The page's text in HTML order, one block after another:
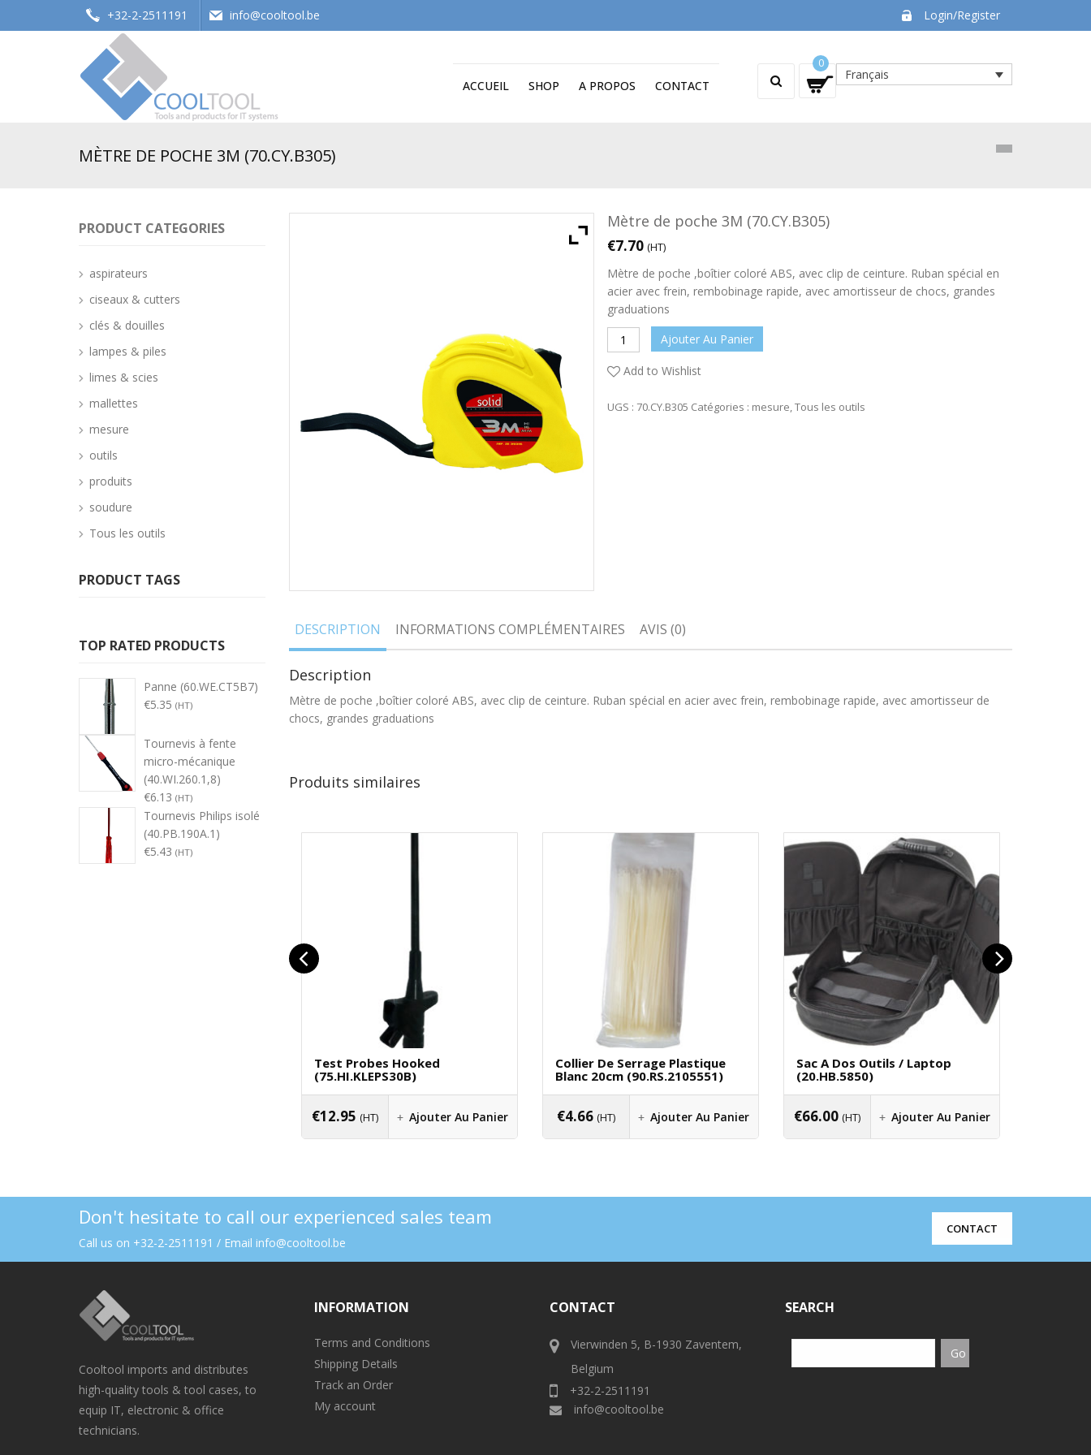
+32-2-2511191 info@cooltool.be Login/Register
Français
0
ACCUEIL SHOP A PROPOS CONTACT
MÈTRE DE POCHE 3M (70.CY.B305)
Mètre de poche 3M (70.CY.B305)
€7.70 (HT)
Mètre de poche ,boîtier coloré ABS, avec clip de ceinture. Ruban spécial en
acier avec frein, rembobinage rapide, avec amortisseur de chocs, grandes
graduations
Ajouter Au Panier
Add to Wishlist
UGS : 70.CY.B305 Catégories : mesure,Tous les outils
DESCRIPTION INFORMATIONS COMPLÉMENTAIRES AVIS (0)
Description
Mètre de poche ,boîtier coloré ABS, avec clip de ceinture. Ruban spécial en acier avec frein, rembobinage rapide, avec amortisseur de
chocs, grandes graduations
Produits similaires
Test Probes Hooked
(75.HI.KLEPS30B)
€12.95 (HT) Ajouter Au Panier
Collier De Serrage Plastique
Blanc 20cm (90.RS.2105551)
€4.66 (HT) Ajouter Au Panier
Sac A Dos Outils / Laptop
(20.HB.5850)
€66.00 (HT) Ajouter Au Panier
PRODUCT CATEGORIES
aspirateurs
ciseaux & cutters
clés & douilles
lampes & piles
limes & scies
mallettes
mesure
outils
produits
soudure
Tous les outils
PRODUCT TAGS
TOP RATED PRODUCTS
Panne (60.WE.CT5B7)
€5.35 (HT)
Tournevis à fente
micro-mécanique
(40.WI.260.1,8)
€6.13 (HT)
Tournevis Philips isolé
(40.PB.190A.1)
€5.43 (HT)
Don't hesitate to call our experienced sales team
Call us on +32-2-2511191 / Email info@cooltool.be
CONTACT
Cooltool imports and distributes
high-quality tools & tool cases, to
equip IT, electronic & office
technicians.
INFORMATION
Terms and Conditions
Shipping Details
Track an Order
My account
CONTACT
Vierwinden 5, B-1930 Zaventem,
Belgium
+32-2-2511191
info@cooltool.be
SEARCH